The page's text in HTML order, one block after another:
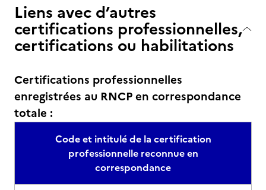
Liens avec d’autres
certifications professionnelles,
certifications ou habilitations
Certifications professionnelles
enregistrées au RNCP en correspondance
totale :
Code et intitulé de la certification
professionnelle reconnue en
correspondance